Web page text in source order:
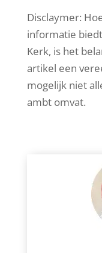
Disclaymer:
informatie
Kerk, is het
artikel een
mogelijk niet
ambt omvat.